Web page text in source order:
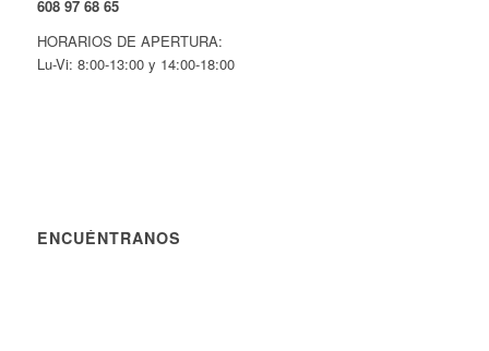
608 97 68 65
HORARIOS DE APERTURA:
Lu-Vi: 8:00-13:00 y 14:00-18:00
ENCUÉNTRANOS